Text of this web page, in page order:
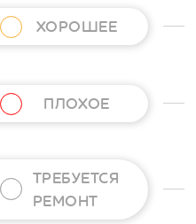
ХОРОШЕЕ
ПЛОХОЕ
ТРЕБУЕТСЯ
РЕМОНТ